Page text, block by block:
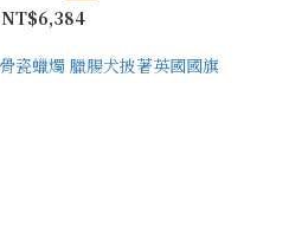
NT$6,384